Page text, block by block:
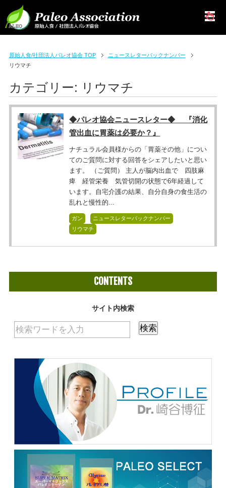
原始人食/社団法人パレオ協会 TOP
ニュースレターバックナンバー
リウマチ
カテゴリー: リウマチ
◆パレオ協会ニュースレター◆ 『消化
管出血に胃薬は必要か？』
ナチュラル会員様からの「胃薬その他」につい
てのご質問に対する回答をシェアしたいと思い
ます。 （ご質問） 主人が脳内出血で 四肢麻
痺 経管栄養 気管切開の状態で6年経過して
います。自宅介護の結果、自分自身の食生活の
乱れと慢性的...
ガン
ニュースレターバックナンバー
リウマチ
CONTENTS
サイト内検索